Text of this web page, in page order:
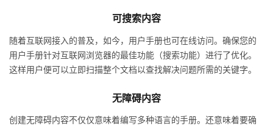
可搜索内容
随着互联网接入的普及，如今，用户手册也可在线访问。确保您的
用户手册针对互联网浏览器的最佳功能（搜索功能）进行了优化。
这样用户便可以立即扫描整个文档以查找解决问题所需的关键字。
无障碍内容
创建无障碍内容不仅仅意味着编写多种语言的手册。还意味着要确